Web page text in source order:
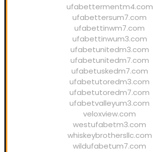
ufabettermentm4.com
ufabettersum7.com
ufabettinwm7.com
ufabettinwum3.com
ufabetunitedm3.com
ufabetunitedm7.com
ufabetuskedm7.com
ufabetutoredm3.com
ufabetutoredm7.com
ufabetvalleyum3.com
veloxview.com
westufabetm3.com
whiskeybrothersllc.com
wildufabetum7.com